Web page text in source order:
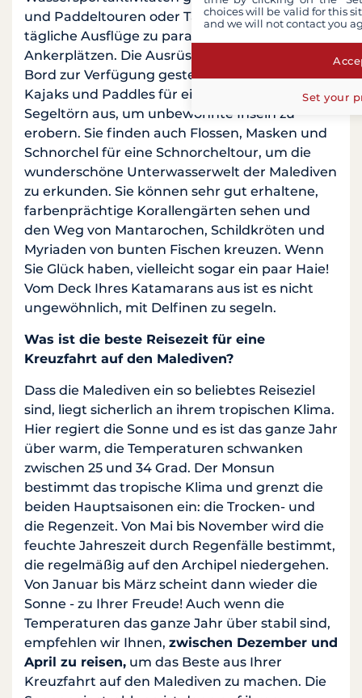
und Paddeltouren oder Tauchgänge sowie
tägliche Ausflüge zu paradiesischen Inseln und
Ankerplätzen. Die Ausrüstung wird Ihnen an
Bord zur Verfügung gestellt. Leihen Sie sich
Kajaks und Paddles für einen privaten
Segeltörn aus, um unbewohnte Inseln zu
erobern. Sie finden auch Flossen, Masken und
Schnorchel für eine Schnorcheltour, um die
wunderschöne Unterwasserwelt der Malediven
zu erkunden. Sie können sehr gut erhaltene,
farbenprächtige Korallengärten sehen und
den Weg von Mantarochen, Schildkröten und
Myriaden von bunten Fischen kreuzen. Wenn
Sie Glück haben, vielleicht sogar ein paar Haie!
Vom Deck Ihres Katamarans aus ist es nicht
ungewöhnlich, mit Delfinen zu segeln.
Was ist die beste Reisezeit für eine
Kreuzfahrt auf den Malediven?
Dass die Malediven ein so beliebtes Reiseziel
sind, liegt sicherlich an ihrem tropischen Klima.
Hier regiert die Sonne und es ist das ganze Jahr
über warm, die Temperaturen schwanken
zwischen 25 und 34 Grad. Der Monsun
bestimmt das tropische Klima und grenzt die
beiden Hauptsaisonen ein: die Trocken- und
die Regenzeit. Von Mai bis November wird die
feuchte Jahreszeit durch Regenfälle bestimmt,
die regelmäßig auf den Archipel niedergehen.
Von Januar bis März scheint dann wieder die
Sonne - zu Ihrer Freude! Auch wenn die
Temperaturen das ganze Jahr über stabil sind,
empfehlen wir Ihnen, zwischen Dezember und
April zu reisen, um das Beste aus Ihrer
Kreuzfahrt auf den Malediven zu machen. Die
choices will be valid for this
and we will not contact you
Set your